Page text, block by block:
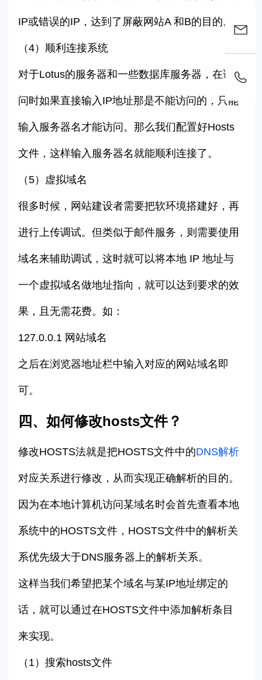
IP或错误的IP，达到了屏蔽网站A 和B的目的。
（4）顺利连接系统
对于Lotus的服务器和一些数据库服务器，在访
问时如果直接输入IP地址那是不能访问的，只能
输入服务器名才能访问。那么我们配置好Hosts
文件，这样输入服务器名就能顺利连接了。
（5）虚拟域名
很多时候，网站建设者需要把软环境搭建好，再
进行上传调试。但类似于邮件服务，则需要使用
域名来辅助调试，这时就可以将本地 IP 地址与
一个虚拟域名做地址指向，就可以达到要求的效
果，且无需花费。如：
127.0.0.1 网站域名
之后在浏览器地址栏中输入对应的网站域名即
可。
四、如何修改hosts文件？
修改HOSTS法就是把HOSTS文件中的DNS解析
对应关系进行修改，从而实现正确解析的目的。
因为在本地计算机访问某域名时会首先查看本地
系统中的HOSTS文件，HOSTS文件中的解析关
系优先级大于DNS服务器上的解析关系。
这样当我们希望把某个域名与某IP地址绑定的
话，就可以通过在HOSTS文件中添加解析条目
来实现。
（1）搜索hosts文件